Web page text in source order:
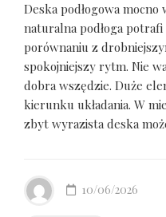
Deska podłogowa mocno
naturalna podłoga
porównaniu z
spokojniejszy rytm. Nie
dobra wszędzie. Duże
kierunku układania. W
zbyt wyrazista deska
10/06/2026